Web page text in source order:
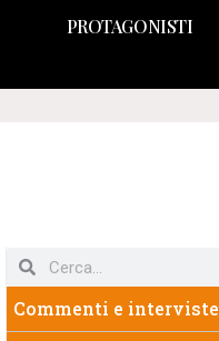
PROTAGONISTI
Commenti e interviste